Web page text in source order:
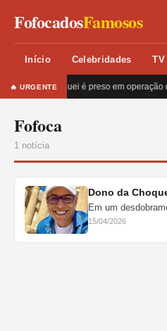
FofocadosFamosos
Início Celebridades TV
🔥 URGENTE
Dono da Choquei é preso em operação
Fofoca
1 notícia
Dono da
Em um
15/04/2026